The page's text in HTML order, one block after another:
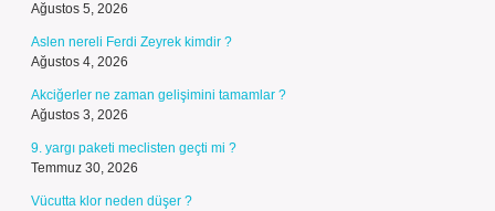
Ağustos 5, 2026
Aslen nereli Ferdi Zeyrek kimdir ?
Ağustos 4, 2026
Akciğerler ne zaman gelişimini tamamlar ?
Ağustos 3, 2026
9. yargı paketi meclisten geçti mi ?
Temmuz 30, 2026
Vücutta klor neden düşer ?